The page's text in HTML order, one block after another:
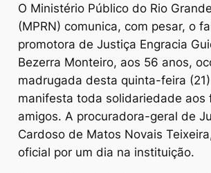
O Ministério Público do Rio
(MPRN) comunica, com pesar, o
promotora de Justiça Engracia
Bezerra Monteiro, aos 56 anos,
madrugada desta quinta-feira
manifesta toda solidariedade aos
amigos. A procuradora-geral de
Cardoso de Matos Novais
oficial por um dia na instituição.